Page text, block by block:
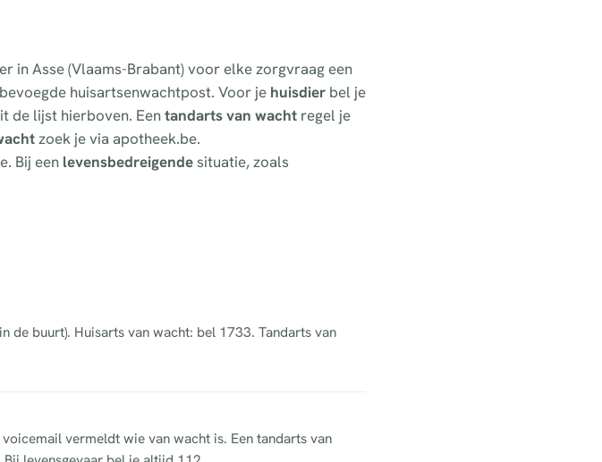
in Asse (Vlaams-Brabant) voor elke zorgvraag een
huisartsenwachtpost. Voor je huisdier bel je
de lijst hierboven. Eentandarts van wacht regel je
zoek je via apotheek.be.
Bij een levensbedreigendesituatie, zoals
de buurt). Huisarts van wacht: bel 1733. Tandarts van
vermeldt wie van wacht is. Een tandarts van